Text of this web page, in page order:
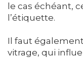
le cas échéant,
l’étiquette.
Il faut
vitrage, qui